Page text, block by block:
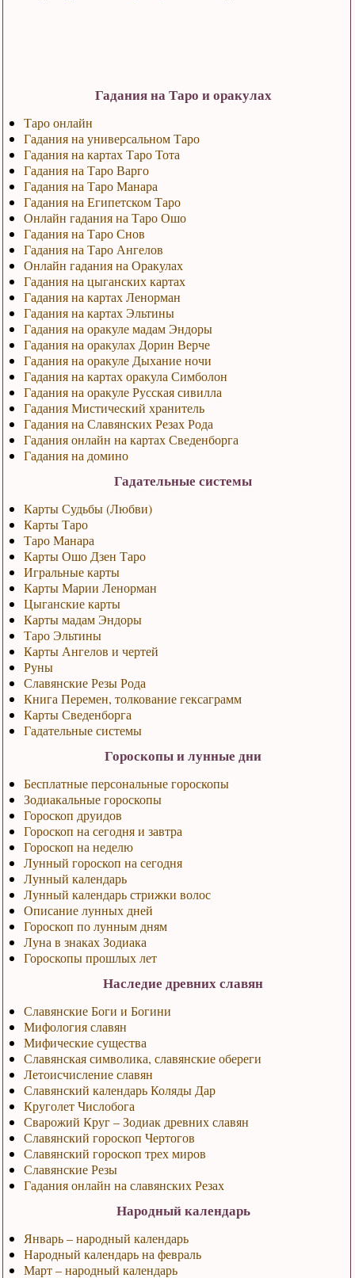
Гадания на Таро и оракулах
Таро онлайн
Гадания на универсальном Таро
Гадания на картах Таро Тота
Гадания на Таро Варго
Гадания на Таро Манара
Гадания на Египетском Таро
Онлайн гадания на Таро Ошо
Гадания на Таро Снов
Гадания на Таро Ангелов
Онлайн гадания на Оракулах
Гадания на цыганских картах
Гадания на картах Ленорман
Гадания на картах Эльтины
Гадания на оракуле мадам Эндоры
Гадания на оракулах Дорин Верче
Гадания на оракуле Дыхание ночи
Гадания на картах оракула Симболон
Гадания на оракуле Русская сивилла
Гадания Мистический хранитель
Гадания на Славянских Резах Рода
Гадания онлайн на картах Сведенборга
Гадания на домино
Гадательные системы
Карты Судьбы (Любви)
Карты Таро
Таро Манара
Карты Ошо Дзен Таро
Игральные карты
Карты Марии Ленорман
Цыганские карты
Карты мадам Эндоры
Таро Эльтины
Карты Ангелов и чертей
Руны
Славянские Резы Рода
Книга Перемен, толкование гексаграмм
Карты Сведенборга
Гадательные системы
Гороскопы и лунные дни
Бесплатные персональные гороскопы
Зодиакальные гороскопы
Гороскоп друидов
Гороскоп на сегодня и завтра
Гороскоп на неделю
Лунный гороскоп на сегодня
Лунный календарь
Лунный календарь стрижки волос
Описание лунных дней
Гороскоп по лунным дням
Луна в знаках Зодиака
Гороскопы прошлых лет
Наследие древних славян
Славянские Боги и Богини
Мифология славян
Мифические существа
Славянская символика, славянские обереги
Летоисчисление славян
Славянский календарь Коляды Дар
Круголет Числобога
Сварожий Круг – Зодиак древних славян
Славянский гороскоп Чертогов
Славянский гороскоп трех миров
Славянские Резы
Гадания онлайн на славянских Резах
Народный календарь
Январь – народный календарь
Народный календарь на февраль
Март – народный календарь